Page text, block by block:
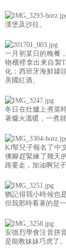
漢堡及沙拉。
一月初某日的晚餐
物櫃裡拿出來自製
化：西班牙海鮮罐
美國紅酒。
冬日在灶爐上煮菜
著爐火溫暖，一煮
KJ幫兒子報名了中
佛腳趕緊練了幾天
路要走，加油啊兒子
猶記得我小時候也
但我那時看著的是
安德烈學會注音拼
是能教妹妹巧虎了。